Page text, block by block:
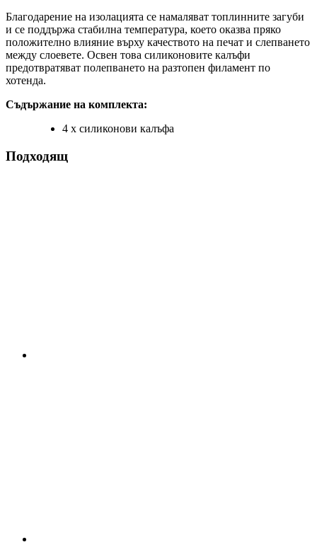
Благодарение на изолацията се намаляват топлинните загуби
и се поддържа стабилна температура, което оказва пряко
положително влияние върху качеството на печат и слепването
между слоевете. Освен това силиконовите калъфи
предотвратяват полепването на разтопен филамент по
хотенда.
Съдържание на комплекта:
4 x силиконови калъфа
Подходящ